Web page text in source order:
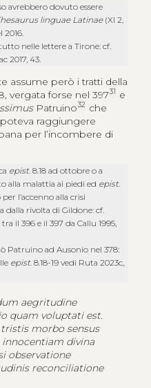
avrebbero dovuto essere
linguae Latinae (XI 2,
nelle lettere a Tirone: cf.
2017, 43.
assume però i tratti della
vergata forse nel 39731 e
Patruino32 che
raggiungere
per l’incombere di
epist. 8.18 ad ottobre o a
alla malattia ai piedi ed epist.
l’accenno alla crisi
rivolta di Gildone: cf.
il 396 e il 397 da Callu 1995,
Patruino ad Ausonio nel 378:
epist.8.18-19 vedi Ruta 2023c,
aegritudine
quam voluptati est.
morbo sensus
divina
observatione
reconciliatione